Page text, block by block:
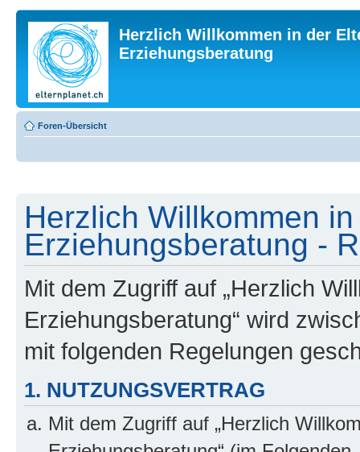
Herzlich Willkommen in der
Erziehungsberatung
Foren-Übersicht
Herzlich Willkommen
Erziehungsberatung -
Mit dem Zugriff auf „Herzlich
Erziehungsberatung“ wird
mit folgenden Regelungen
1. NUTZUNGSVERTRAG
Mit dem Zugriff auf „Herzlich